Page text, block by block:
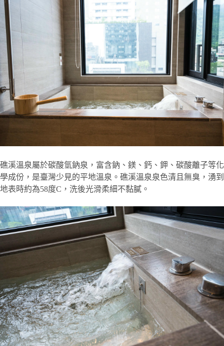
礁溪溫泉屬於碳酸氫鈉泉，富含鈉、鎂、鈣、鉀、碳酸離子等化
學成份，是臺灣少見的平地溫泉。礁溪溫泉泉色清且無臭，湧到
地表時約為58度C，洗後光滑柔細不黏膩。